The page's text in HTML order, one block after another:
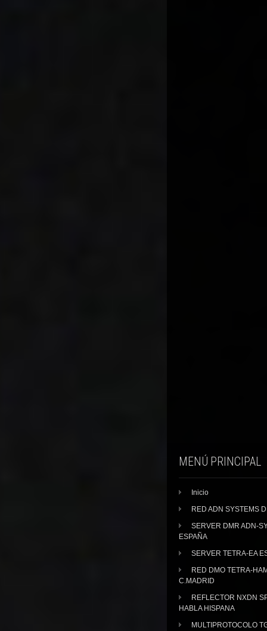
MENÚ PRINCIPAL
Inicio
RED ADN SYSTEMS
SERVER DMR ADN-
ESPAÑA
SERVER TETRA-EA
RED DMO TETRA-
C.MADRID
REFLECTOR NXDN
HABLA HISPANA
MULTIPROTOCOLO